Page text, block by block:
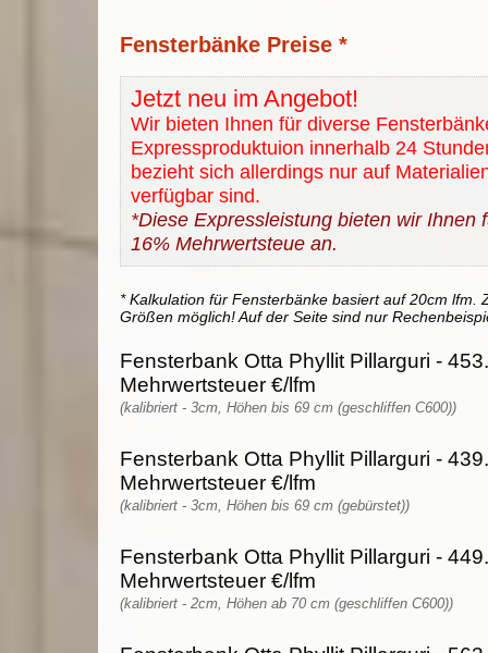
Fensterbänke Preise *
Jetzt neu im Angebot!
Wir bieten Ihnen für diverse
Expressproduktuion innerhalb 24
bezieht sich allerdings nur auf
verfügbar sind.
*Diese Expressleistung bieten wir Ihnen
16% Mehrwertsteue an.
* Kalkulation für Fensterbänke basiert auf 20cm lfm.
Größen möglich! Auf der Seite sind nur
Fensterbank Otta Phyllit Pillarguri -
Mehrwertsteuer €/lfm
(kalibriert - 3cm, Höhen bis 69 cm (geschliffen C600))
Fensterbank Otta Phyllit Pillarguri -
Mehrwertsteuer €/lfm
(kalibriert - 3cm, Höhen bis 69 cm (gebürstet))
Fensterbank Otta Phyllit Pillarguri -
Mehrwertsteuer €/lfm
(kalibriert - 2cm, Höhen ab 70 cm (geschliffen C600))